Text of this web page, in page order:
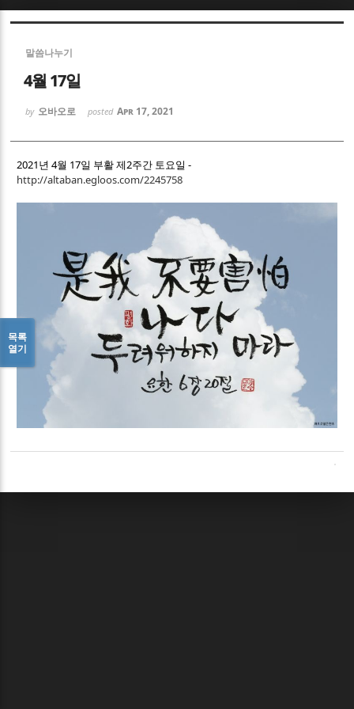
말씀나누기
4월 17일
by 오바오로 posted Apr 17, 2021
2021년 4월 17일 부활 제2주간 토요일 -
http://altaban.egloos.com/2245758
목록
열기
Sketchbook5, 스케치북5
Sketchbook5, 스케치북5
Sketchbook5, 스케치북5
Sketchbook5, 스케치북5